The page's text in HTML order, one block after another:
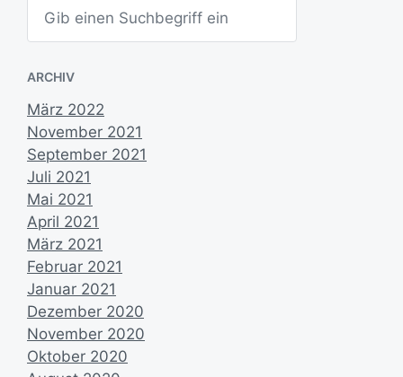
g
a
u
m
n
ARCHIV
März 2022
November 2021
September 2021
Juli 2021
Mai 2021
April 2021
März 2021
Februar 2021
Januar 2021
Dezember 2020
November 2020
Oktober 2020